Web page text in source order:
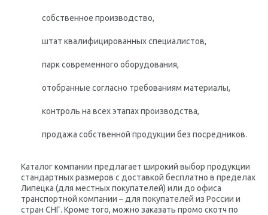
собственное производство,
штат квалифицированных специалистов,
парк современного оборудования,
отобранные согласно требованиям материалы,
контроль на всех этапах производства,
продажа собственной продукции без посредников.
Каталог компании предлагает широкий выбор продукции
стандартных размеров с доставкой бесплатно в пределах
Липецка (для местных покупателей) или до офиса
транспортной компании – для покупателей из России и
стран СНГ. Кроме того, можно заказать промо скотч по